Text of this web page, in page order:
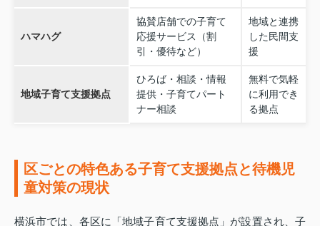
ハマハグ
協賛店舗での子育て
応援サービス（割
引・優待など）
地域と連携
した民間支
援
地域子育て支援拠点
ひろば・相談・情報
提供・子育てパート
ナー相談
無料で気軽
に利用でき
る拠点
区ごとの特色ある子育て支援拠点と待機児
童対策の現状
横浜市では、各区に「地域子育て支援拠点」が設置され、子